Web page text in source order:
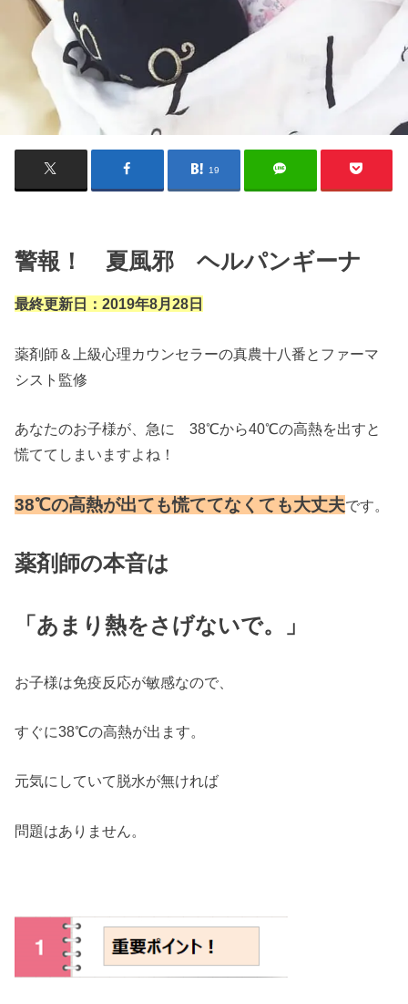
19
警報！ 夏風邪 ヘルパンギーナ
最終更新日：2019年8月28日
薬剤師＆上級心理カウンセラーの真農十八番とファーマ
シスト監修
あなたのお子様が、急に 38℃から40℃の高熱を出すと
慌ててしまいますよね！
38℃の高熱が出ても慌ててなくても大丈夫です。
薬剤師の本音は
「あまり熱をさげないで。」
お子様は免疫反応が敏感なので、
すぐに38℃の高熱が出ます。
元気にしていて脱水が無ければ
問題はありません。